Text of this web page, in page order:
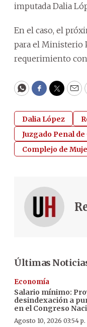
imputada Dalia
En el caso, el
para el Ministerio
requerimiento
WhatsApp
Facebook
Dalia López
Juzgado Penal
Complejo de
Últimas
Economía
Salario mínimo:
desindexación a
en el Congreso
Agosto 10, 2026 03:54 p.